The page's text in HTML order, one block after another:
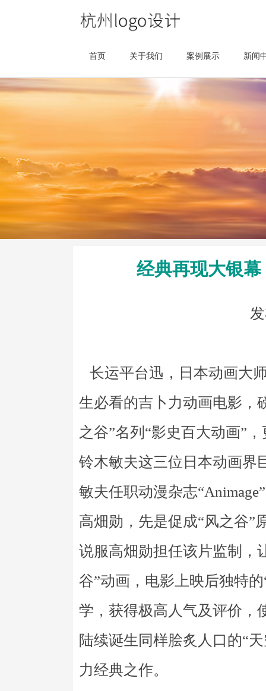
首页 关于我们 案例展示 新闻
经典再现大银
长运平台迅，日本动画大
生必看的吉卜力动画电影，
之谷”名列“影史百大动画”
铃木敏夫这三位日本动画界
敏夫任职动漫杂志
高畑勋，先是促成“风之谷”
说服高畑勋担任该片监制，
谷”动画，电影上映后独特
学，获得极高人气及评价，
陆续诞生同样脍炙人口的“
力经典之作。